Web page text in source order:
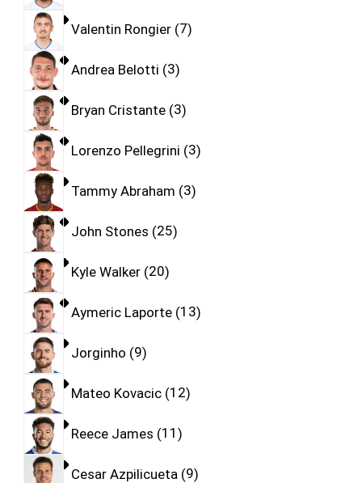
Valentin Rongier 7
Andrea Belotti 3
Bryan Cristante 3
Lorenzo Pellegrini 3
Tammy Abraham 3
John Stones 25
Kyle Walker 20
Aymeric Laporte 13
Jorginho 9
Mateo Kovacic 12
Reece James 11
Cesar Azpilicueta 9